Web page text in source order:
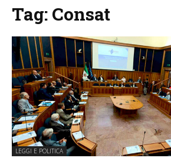
Tag: Consat
LEGGI E POLITICA